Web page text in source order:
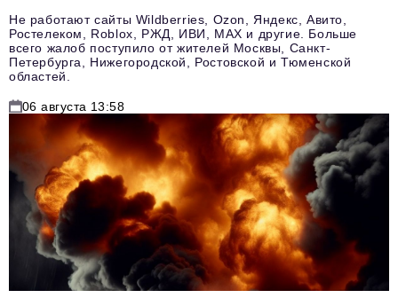
Не работают сайты Wildberries, Ozon, Яндекс, Авито,
Ростелеком, Roblox, РЖД, ИВИ, MAX и другие. Больше
всего жалоб поступило от жителей Москвы, Санкт-
Петербурга, Нижегородской, Ростовской и Тюменской
областей.
06 августа 13:58